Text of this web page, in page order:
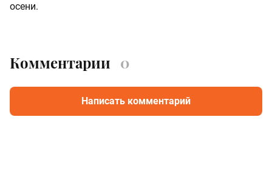
осени.
Комментарии 0
Написать комментарий